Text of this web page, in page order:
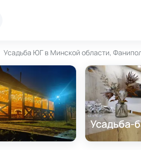
Усадьба ЮГ в Минской области,
Усадьба-